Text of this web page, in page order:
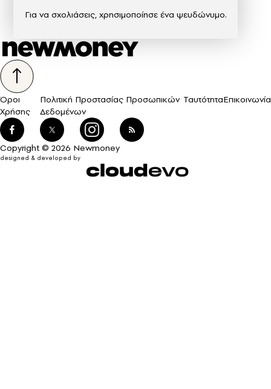
Για να σχολιάσεις, χρησιμοποίησε ένα ψευδώνυμο.
Όροι
Χρήσης
Πολιτική Προστασίας Προσωπικών
Δεδομένων
ΤαυτότηταΕπικοινωνία
Copyright © 2026 Newmoney
designed & developed by